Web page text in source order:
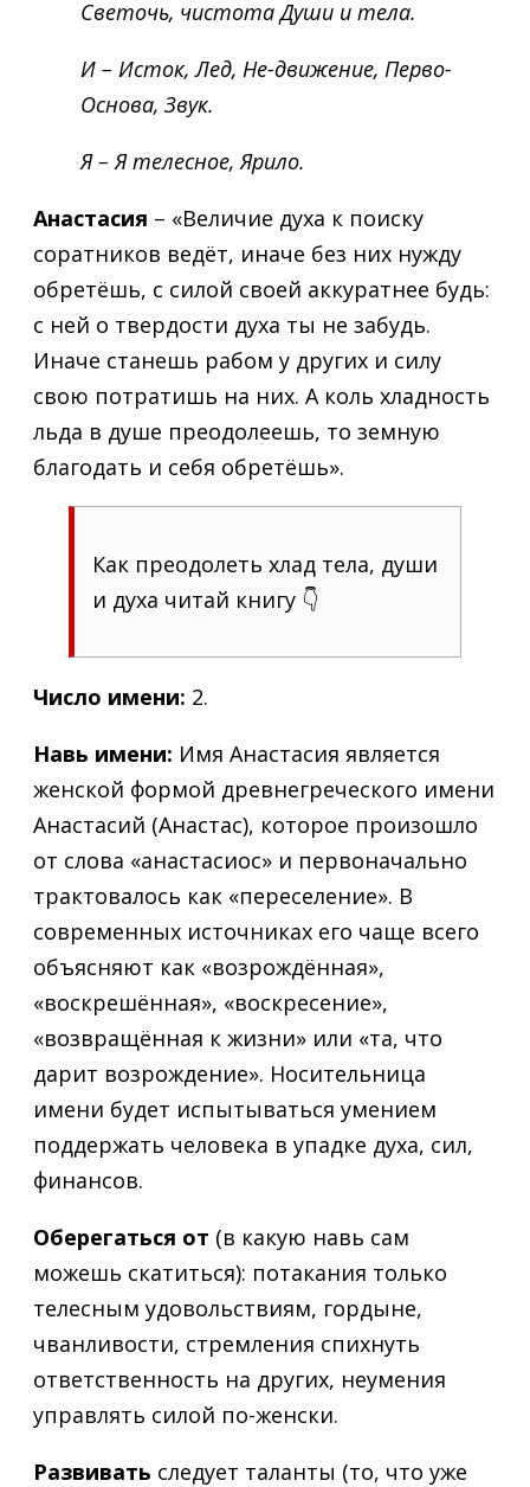
Светочь, чистота Души и тела.
И – Исток, Лед, Не-движение, Перво-
Основа, Звук.
Я – Я телесное, Ярило.
Анастасия – «Величие духа к поиску
соратников ведёт, иначе без них нужду
обретёшь, с силой своей аккуратнее будь:
с ней о твердости духа ты не забудь.
Иначе станешь рабом у других и силу
свою потратишь на них. А коль хладность
льда в душе преодолеешь, то земную
благодать и себя обретёшь».
Как преодолеть хлад тела, души
и духа читай книгу 👇
Число имени: 2.
Навь имени: Имя Анастасия является
женской формой древнегреческого имени
Анастасий (Анастас), которое произошло
от слова «анастасиос» и первоначально
трактовалось как «переселение». В
современных источниках его чаще всего
объясняют как «возрождённая»,
«воскрешённая», «воскресение»,
«возвращённая к жизни» или «та, что
дарит возрождение». Носительница
имени будет испытываться умением
поддержать человека в упадке духа, сил,
финансов.
Оберегаться от (в какую навь сам
можешь скатиться): потакания только
телесным удовольствиям, гордыне,
чванливости, стремления спихнуть
ответственность на других, неумения
управлять силой по-женски.
Развивать следует таланты (то, что уже